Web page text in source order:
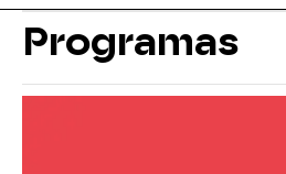
Programas